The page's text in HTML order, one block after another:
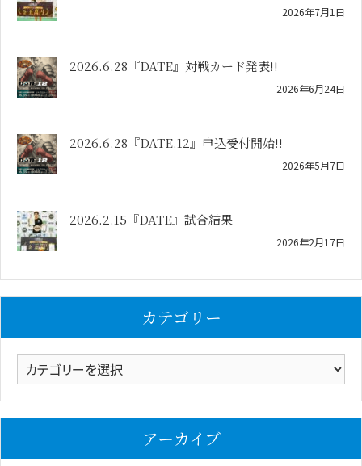
2026年7月1日
2026.6.28『DATE』対戦カード発表!!
2026年6月24日
2026.6.28『DATE.12』申込受付開始!!
2026年5月7日
2026.2.15『DATE』試合結果
2026年2月17日
カテゴリー
カ
テ
ゴ
アーカイブ